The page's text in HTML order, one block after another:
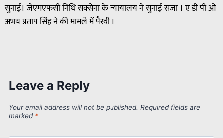
सुनाई। जेएमएफसी निधि सक्सेना के न्यायालय ने सुनाई सजा । ए डी पी ओ
अभय प्रताप सिंह ने की मामले में पैरवी ।
Leave a Reply
Your email address will not be published. Required fields are
marked *